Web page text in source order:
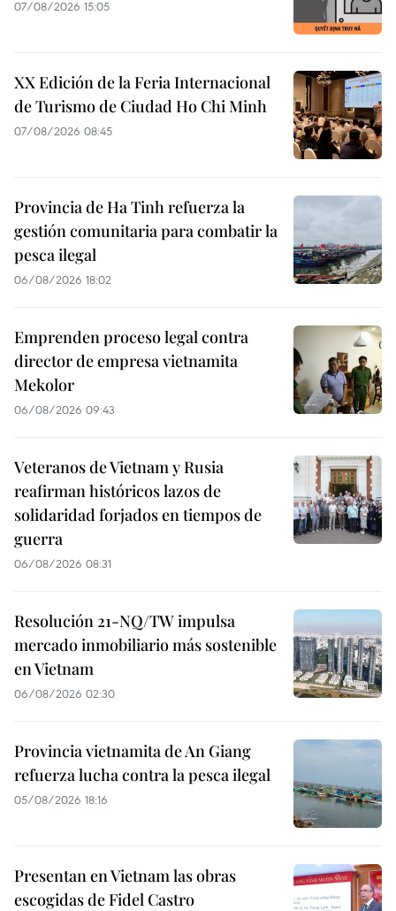
07/08/2026 15:05
XX Edición de la Feria Internacional
de Turismo de Ciudad Ho Chi Minh
07/08/2026 08:45
Provincia de Ha Tinh refuerza la
gestión comunitaria para combatir la
pesca ilegal
06/08/2026 18:02
Emprenden proceso legal contra
director de empresa vietnamita
Mekolor
06/08/2026 09:43
Veteranos de Vietnam y Rusia
reafirman históricos lazos de
solidaridad forjados en tiempos de
guerra
06/08/2026 08:31
Resolución 21-NQ/TW impulsa
mercado inmobiliario más sostenible
en Vietnam
06/08/2026 02:30
Provincia vietnamita de An Giang
refuerza lucha contra la pesca ilegal
05/08/2026 18:16
Presentan en Vietnam las obras
escogidas de Fidel Castro